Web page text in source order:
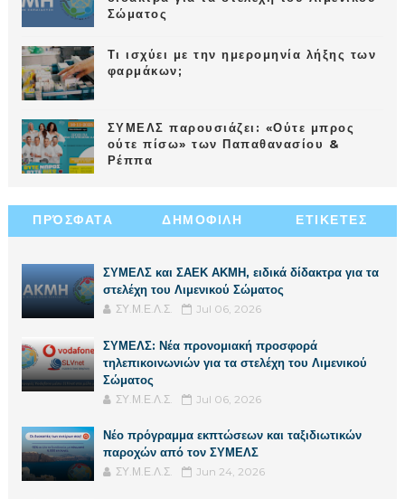
Σώματος
Τι ισχύει με την ημερομηνία λήξης των
φαρμάκων;
ΣΥΜΕΛΣ παρουσιάζει: «Ούτε μπρος
ούτε πίσω» των Παπαθανασίου &
Ρέππα
ΠΡΌΣΦΑΤΑ ΔΗΜΟΦΙΛΗ ΕΤΙΚΕΤΕΣ
ΣΥΜΕΛΣ και ΣΑΕΚ ΑΚΜΗ, ειδικά δίδακτρα για τα
στελέχη του Λιμενικού Σώματος
ΣΥ.Μ.Ε.Λ.Σ. Jul 06, 2026
ΣΥΜΕΛΣ: Νέα προνομιακή προσφορά
τηλεπικοινωνιών για τα στελέχη του Λιμενικού
Σώματος
ΣΥ.Μ.Ε.Λ.Σ. Jul 06, 2026
Νέο πρόγραμμα εκπτώσεων και ταξιδιωτικών
παροχών από τον ΣΥΜΕΛΣ
ΣΥ.Μ.Ε.Λ.Σ. Jun 24, 2026